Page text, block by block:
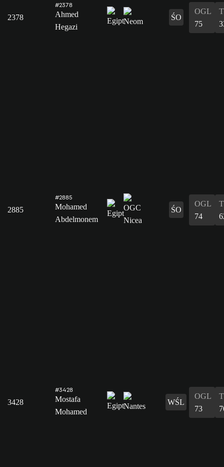
2378
#2378
Ahmed
Hegazi
ŚO
OGL
75
2885
#2885
Mohamed
Abdelmonem
ŚO
OGL
74
3428
#3428
Mostafa
Mohamed
WŚL
OGL
73